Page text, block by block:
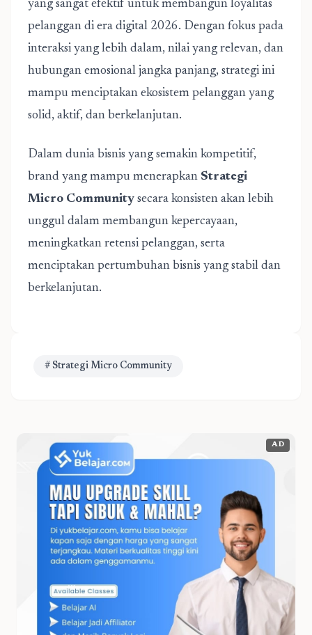
yang sangat efektif untuk membangun loyalitas
pelanggan di era digital 2026. Dengan fokus pada
interaksi yang lebih dalam, nilai yang relevan, dan
hubungan emosional jangka panjang, strategi ini
mampu menciptakan ekosistem pelanggan yang
solid, aktif, dan berkelanjutan.
Dalam dunia bisnis yang semakin kompetitif,
brand yang mampu menerapkan Strategi
Micro Community secara konsisten akan lebih
unggul dalam membangun kepercayaan,
meningkatkan retensi pelanggan, serta
menciptakan pertumbuhan bisnis yang stabil dan
berkelanjutan.
# Strategi Micro Community
AD